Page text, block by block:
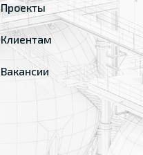
Проекты
Клиентам
Вакансии